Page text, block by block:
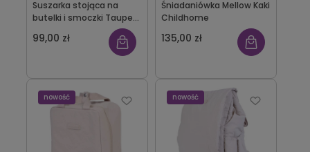
Suszarka stojąca na
butelki i smoczki Taupe
99,00 zł
Śniadaniówka Mellow Kaki
Childhome
135,00 zł
nowość nowość